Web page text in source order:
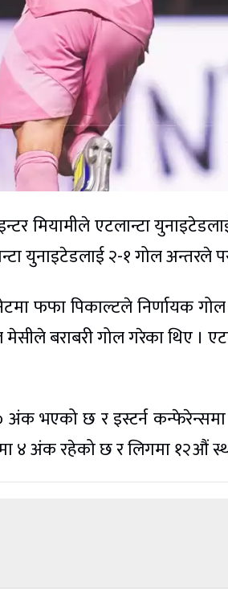
मियामीले एटलान्टा
युनाइटेडलाई २-१ गोल अन्तरले
फफा पिकाल्टले निर्णायक
बराबरी गोल गरेका थिए ।
भएको छ र इस्टर्न कन्फेरेन्समा
४ अंक रहेको छ र लिगमा १२औं